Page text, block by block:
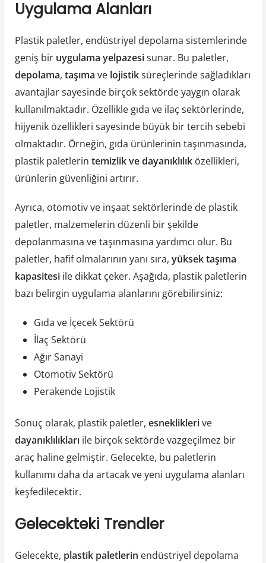
Uygulama Alanları
Plastik paletler, endüstriyel depolama sistemlerinde
geniş bir uygulama yelpazesisunar. Bu paletler,
depolama, taşıma ve lojistiksüreçlerinde sağladıkları
avantajlar sayesinde birçok sektörde yaygın olarak
kullanılmaktadır. Özellikle gıda ve ilaç sektörlerinde,
hijyenik özellikleri sayesinde büyük bir tercih sebebi
olmaktadır. Örneğin, gıda ürünlerinin taşınmasında,
plastik paletlerin temizlik ve dayanıklılıközellikleri,
ürünlerin güvenliğini artırır.
Ayrıca, otomotiv ve inşaat sektörlerinde de plastik
paletler, malzemelerin düzenli bir şekilde
depolanmasına ve taşınmasına yardımcı olur. Bu
paletler, hafif olmalarının yanı sıra, yüksek taşıma
kapasitesiile dikkat çeker. Aşağıda, plastik paletlerin
bazı belirgin uygulama alanlarını görebilirsiniz:
Gıda ve İçecek Sektörü
İlaç Sektörü
Ağır Sanayi
Otomotiv Sektörü
Perakende Lojistik
Sonuç olarak, plastik paletler, esnekliklerive
dayanıklılıklarıile birçok sektörde vazgeçilmez bir
araç haline gelmiştir. Gelecekte, bu paletlerin
kullanımı daha da artacak ve yeni uygulama alanları
keşfedilecektir.
Gelecekteki Trendler
Gelecekte, plastik paletlerin endüstriyel depolama